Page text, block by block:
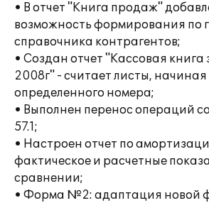
• В отчет "Книга продаж"
возможность формирования по
справочника контрагентов;
• Создан отчет "Кассовая книга
2008г" - считает листы, начиная
определенного номера;
• Выполнен перенос операций
57.1;
• Настроен отчет по
фактическое и расчетные
сравнении;
• Форма №2: адаптация новой